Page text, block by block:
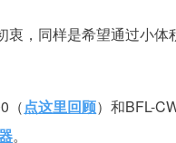
衷，同样是希望通过小
（点这里回顾）和BFL-
。